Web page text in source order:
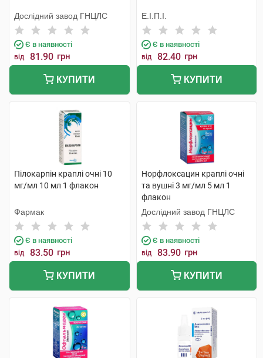
Дослідний завод ГНЦЛС
Є в наявності
від 81.90 грн
КУПИТИ
Е.І.П.І.
Є в наявності
від 82.40 грн
КУПИТИ
Пілокарпін краплі очні 10
мг/мл 10 мл 1 флакон
Фармак
Є в наявності
від 83.50 грн
КУПИТИ
Норфлоксацин краплі очні
та вушні 3 мг/мл 5 мл 1
флакон
Дослідний завод ГНЦЛС
Є в наявності
від 83.90 грн
КУПИТИ